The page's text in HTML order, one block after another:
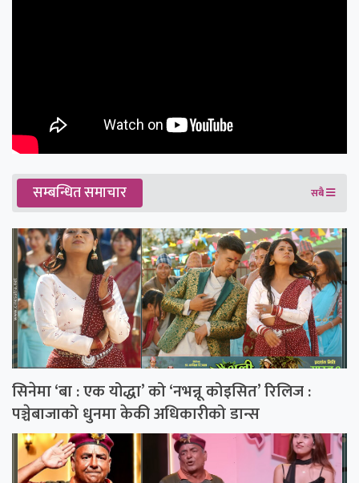
सम्बन्धित समाचार सबै
सिनेमा ‘बा : एक योद्धा’ को ‘नभन्नू कोइसित’ रिलिज :
पञ्चेबाजाको धुनमा केकी अधिकारीको डान्स